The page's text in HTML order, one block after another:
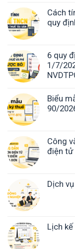
Cách
quy
6 quy
1/7/
Biểu
90/
Công
điện tử
Dịch
Lịch